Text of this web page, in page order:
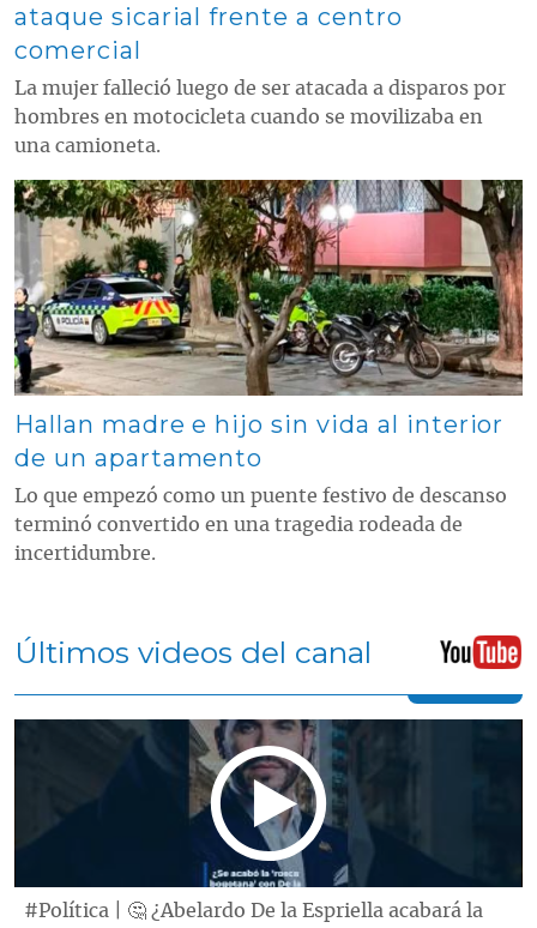
ataque sicarial frente a centro
comercial
La mujer falleció luego de ser atacada a disparos por
hombres en motocicleta cuando se movilizaba en
una camioneta.
Contenido multimedia principal
Hallan madre e hijo sin vida al interior
de un apartamento
Lo que empezó como un puente festivo de descanso
terminó convertido en una tragedia rodeada de
incertidumbre.
Últimos videos del canal
#Política | 🤔 ¿Abelardo De la Espriella acabará la